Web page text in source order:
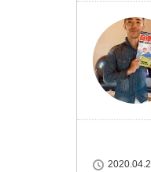
2020.04.2